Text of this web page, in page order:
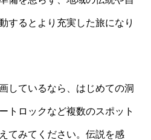
するとより充実した旅になり
しているなら、はじめての洞
トロックなど複数のスポット
てみてください。伝説を感